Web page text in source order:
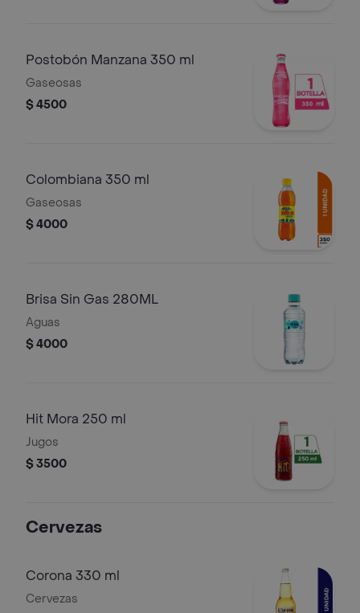
Postobón Manzana 350 ml
Gaseosas
$ 4500
Colombiana 350 ml
Gaseosas
$ 4000
Brisa Sin Gas 280ML
Aguas
$ 4000
Hit Mora 250 ml
Jugos
$ 3500
Cervezas
Corona 330 ml
Cervezas